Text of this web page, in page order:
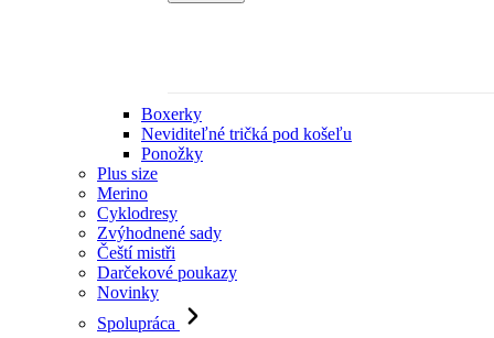
Boxerky
Neviditeľné tričká pod košeľu
Ponožky
Plus size
Merino
Cyklodresy
Zvýhodnené sady
Čeští mistři
Darčekové poukazy
Novinky
Spolupráca